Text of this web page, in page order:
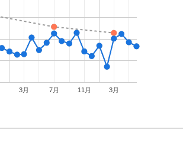
3月 7月 11月 3月